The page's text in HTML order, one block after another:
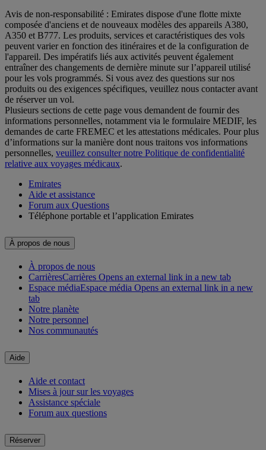
Avis de non-responsabilité : Emirates dispose d'une flotte mixte
composée d'anciens et de nouveaux modèles des appareils A380,
A350 et B777. Les produits, services et caractéristiques des vols
peuvent varier en fonction des itinéraires et de la configuration de
l'appareil. Des impératifs liés aux activités peuvent également
entraîner des changements de dernière minute sur l’appareil utilisé
pour les vols programmés. Si vous avez des questions sur nos
produits ou des exigences spécifiques, veuillez nous contacter avant
de réserver un vol.
Plusieurs sections de cette page vous demandent de fournir des
informations personnelles, notamment via le formulaire MEDIF, les
demandes de carte FREMEC et les attestations médicales. Pour plus
d’informations sur la manière dont nous traitons vos informations
personnelles, veuillez consulter notre Politique de confidentialité
relative aux voyages médicaux.
Emirates
Aide et assistance
Forum aux Questions
Téléphone portable et l’application Emirates
À propos de nous
À propos de nous
CarrièresCarrières Opens an external link in a new tab
Espace médiaEspace média Opens an external link in a new
tab
Notre planète
Notre personnel
Nos communautés
Aide
Aide et contact
Mises à jour sur les voyages
Assistance spéciale
Forum aux questions
Réserver